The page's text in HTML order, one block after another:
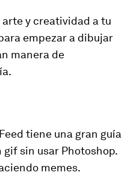
arte y creatividad a tu
empezar a dibujar
manera de
tiene una gran guía
sin usar Photoshop.
memes.